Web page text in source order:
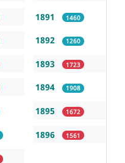
1891 1460
1892 1260
1893 1723
1894 1908
1895 1672
1896 1561